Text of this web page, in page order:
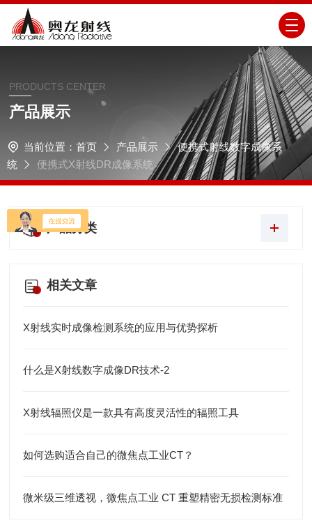
PRODUCTS CENTER
产品展示
当前位置： 首页 产品展示
便携式射线数字成像系
统
便携式X射线DR成像系统
产品分类
相关文章
X射线实时成像检测系统的应用与优势探析
什么是X射线数字成像DR技术-2
X射线辐照仪是一款具有高度灵活性的辐照工具
如何选购适合自己的微焦点工业CT？
微米级三维透视，微焦点工业 CT 重塑精密无损检测标准